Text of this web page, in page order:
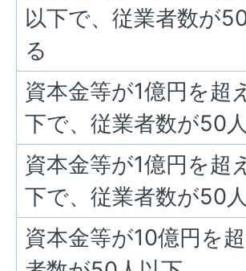
以下で、従業者数が
る
資本金等が1億円を超
下で、従業者数が50
資本金等が1億円を超
下で、従業者数が50
資本金等が10億円を